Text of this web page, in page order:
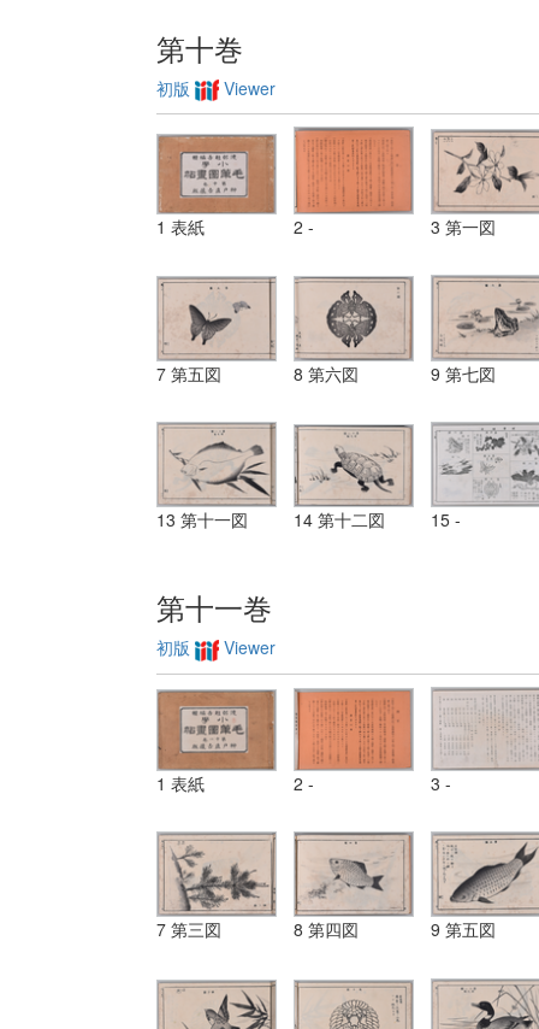
第十巻
初版 Viewer
1 表紙 2 - 3 第一図
7 第五図 8 第六図 9 第七図
13 第十一図 14 第十二図 15 -
第十一巻
初版 Viewer
1 表紙 2 - 3 -
7 第三図 8 第四図 9 第五図